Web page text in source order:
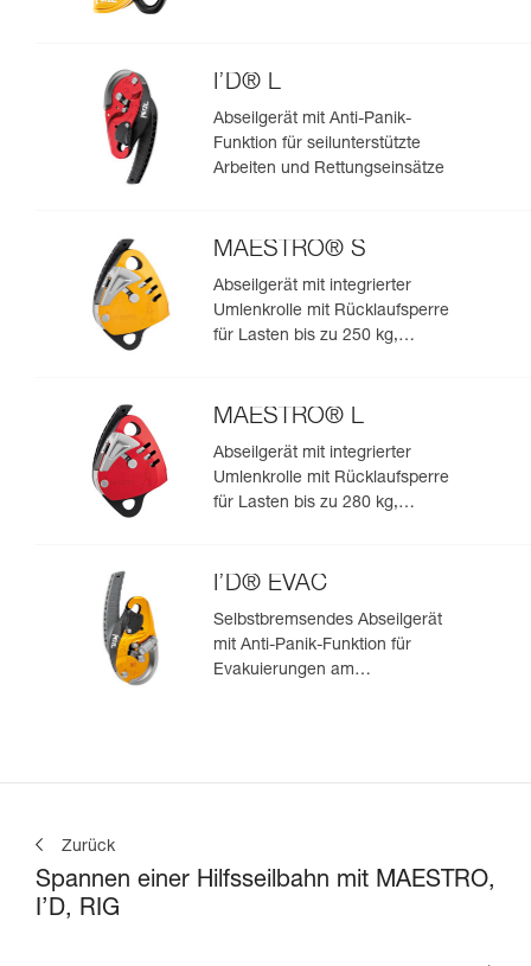
I’D® L
Abseilgerät mit Anti-Panik-
Funktion für seilunterstützte
Arbeiten und Rettungseinsätze
MAESTRO® S
Abseilgerät mit integrierter
Umlenkrolle mit Rücklaufsperre
für Lasten bis zu 250 kg,
MAESTRO® L
Abseilgerät mit integrierter
Umlenkrolle mit Rücklaufsperre
für Lasten bis zu 280 kg,
I’D® EVAC
Selbstbremsendes Abseilgerät
mit Anti-Panik-Funktion für
Evakuierungen am
Zurück
Spannen einer Hilfsseilbahn mit MAESTRO,
I’D, RIG